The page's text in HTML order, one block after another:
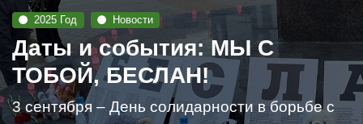
2025 Год Новости
Даты и события: МЫ С
ТОБОЙ, БЕСЛАН!
3 сентября – День солидарности в борьбе с